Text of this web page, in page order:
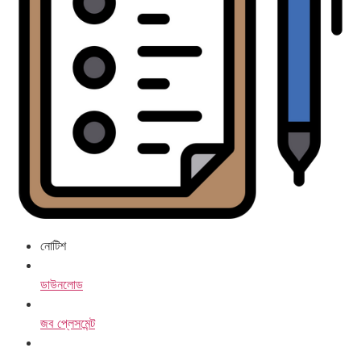
নোটিশ
ডাউনলোড
জব প্লেসমেন্ট